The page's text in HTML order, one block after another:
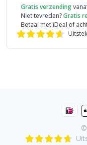
Gratis verzending
Niet tevreden?Gratis
Betaal met iDeal of